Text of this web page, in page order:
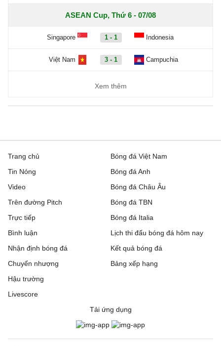
ASEAN Cup, Thứ 6 - 07/08
Singapore 1 - 1 Indonesia
Việt Nam 3 - 1 Campuchia
Xem thêm
Trang chủ
Tin Nóng
Video
Trên đường Pitch
Trực tiếp
Bóng đá Việt Nam
Bóng đá Anh
Bóng đá Châu Âu
Bóng đá TBN
Bóng đá Italia
Bình luận
Nhận định bóng đá
Chuyển nhượng
Hậu trường
Livescore
Lịch thi đấu bóng đá hôm nay
Kết quả bóng đá
Bảng xếp hạng
Tải ứng dụng